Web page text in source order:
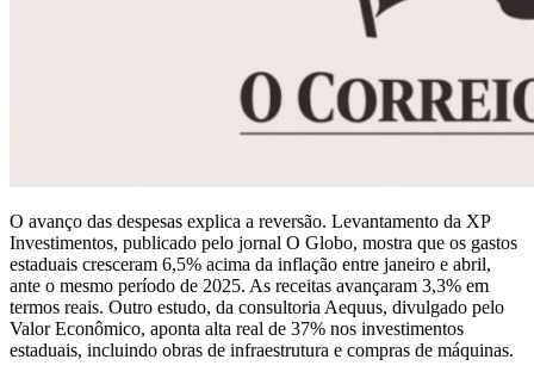
O avanço das despesas explica a reversão. Levantamento da XP
Investimentos, publicado pelo jornal O Globo, mostra que os gastos
estaduais cresceram 6,5% acima da inflação entre janeiro e abril,
ante o mesmo período de 2025. As receitas avançaram 3,3% em
termos reais. Outro estudo, da consultoria Aequus, divulgado pelo
Valor Econômico, aponta alta real de 37% nos investimentos
estaduais, incluindo obras de infraestrutura e compras de máquinas.